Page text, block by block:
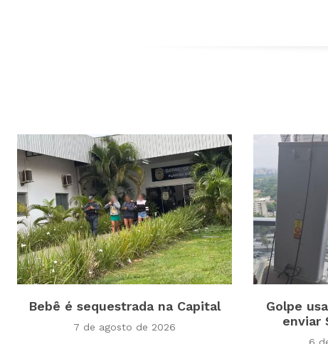
Bebê é sequestrada na Capital
7 de agosto de 2026
Golpe
enviar